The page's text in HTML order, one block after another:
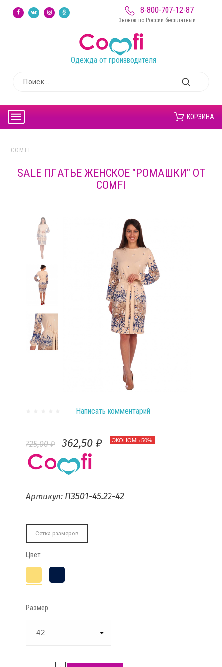
8-800-707-12-87
Звонок по России бесплатный
Одежда от производителя
КОРЗИНА
COMFI
SALE ПЛАТЬЕ ЖЕНСКОЕ "РОМАШКИ" ОТ
COMFI
Написать комментарий
725,00 ₽ 362,50 ₽ ЭКОНОМЬ 50%
Артикул: П3501-45.22-42
Сетка размеров
Цвет
синий
Размер